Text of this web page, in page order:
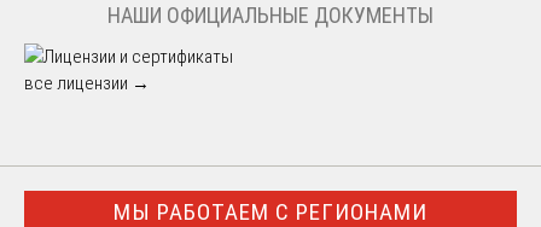
НАШИ ОФИЦИАЛЬНЫЕ ДОКУМЕНТЫ
все лицензии →
МЫ РАБОТАЕМ С РЕГИОНАМИ